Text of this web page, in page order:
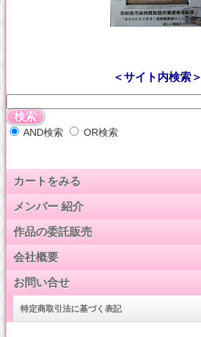
＜サイト内検索＞
AND検索 OR検索
カートをみる
メンバー 紹介
作品の委託販売
会社概要
お問い合せ
特定商取引法に基づく表記